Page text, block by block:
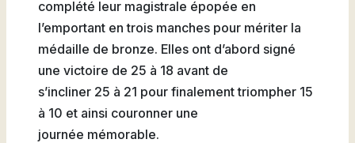
complété leur magistrale épopée en
l’emportant en trois manches pour mériter la
médaille de bronze. Elles ont d’abord signé
une victoire de 25 à 18 avant de
s’incliner 25 à 21 pour finalement triompher 15
à 10 et ainsi couronner une
journée mémorable.